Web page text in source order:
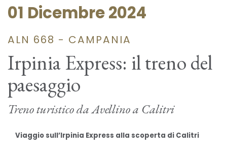
01 Dicembre 2024
ALN 668 - CAMPANIA
Irpinia Express: il treno del
paesaggio
Treno turistico da Avellino a Calitri
Viaggio sull’Irpinia Express alla scoperta di Calitri